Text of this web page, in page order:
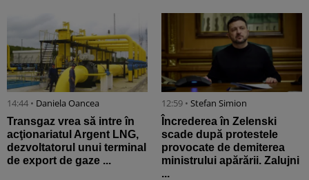
14:44 • Daniela Oancea
Transgaz vrea să intre în
acţionariatul Argent LNG,
dezvoltatorul unui terminal
de export de gaze ...
12:59 • Stefan Simion
Încrederea în Zelenski
scade după protestele
provocate de demiterea
ministrului apărării. Zalujni
...